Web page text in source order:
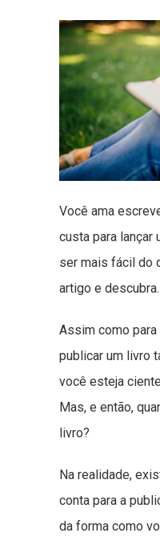
Você ama
custa para lançar
ser mais fácil do
artigo e descubra.
Assim como para
publicar um livro
você esteja
Mas, e então,
livro?
Na realidade,
conta para a
da forma como